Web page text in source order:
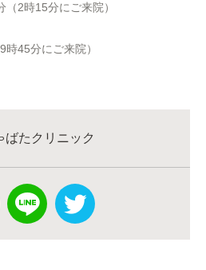
2時15分にご来院）
45分にご来院）
ばたクリニック